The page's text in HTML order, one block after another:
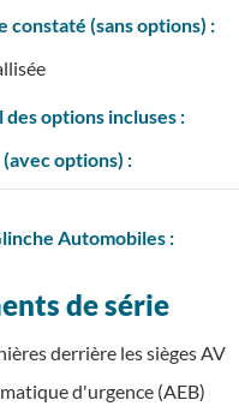
constaté (sans options) :
options incluses :
options) :
Automobiles :
de série
derrière les sièges AV
d'urgence (AEB)